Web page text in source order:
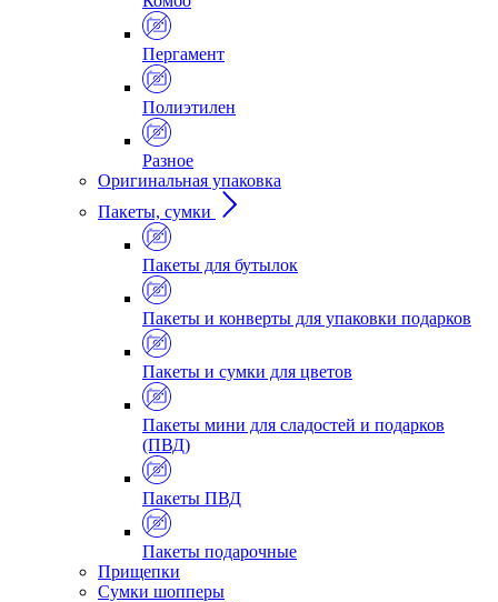
Пергамент
Полиэтилен
Разное
Оригинальная упаковка
Пакеты, сумки
Пакеты для бутылок
Пакеты и конверты для упаковки подарков
Пакеты и сумки для цветов
Пакеты мини для сладостей и подарков
(ПВД)
Пакеты ПВД
Пакеты подарочные
Прищепки
Сумки шопперы